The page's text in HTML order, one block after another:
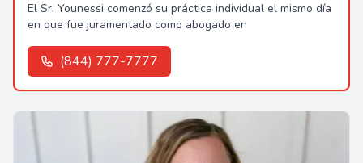
El Sr. Younessi comenzó su práctica individual el mismo día
en que fue juramentado como abogado en
(844) 777-7777